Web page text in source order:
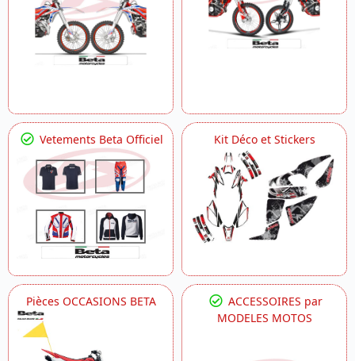
Vetements Beta Officiel Kit Déco et Stickers
Pièces OCCASIONS BETA
ACCESSOIRES par
MODELES MOTOS